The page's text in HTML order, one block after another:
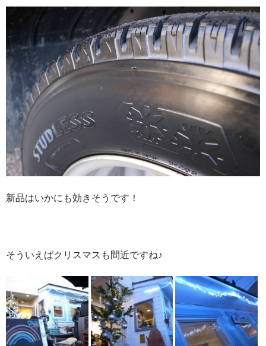
新品はいかにも効きそうです！
そういえばクリスマスも間近ですね♪